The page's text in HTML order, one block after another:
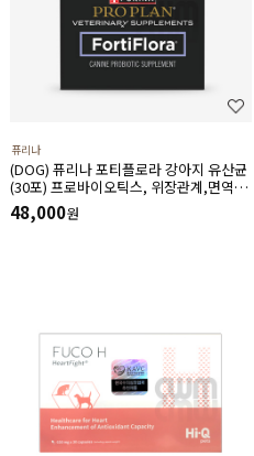
퓨리나
(DOG) 퓨리나 포티플로라 강아지 유산균
(30포) 프로바이오틱스, 위장관계,면역기
계,전반적인 건강에 도움
48,000원